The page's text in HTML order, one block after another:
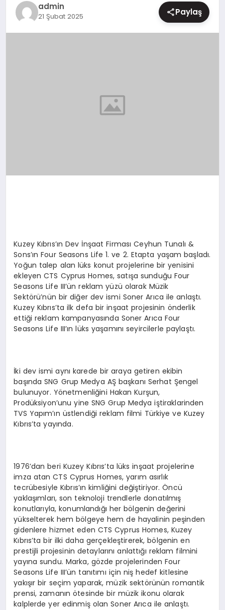
admin
21 Şubat 2025 Paylaş
Kuzey Kıbrıs’ın Dev İnşaat Firması Ceyhun Tunalı &
Sons’ın Four Seasons Life 1. ve 2. Etapta yaşam başladı.
Yoğun talep alan lüks konut projelerine bir yenisini
ekleyen CTS Cyprus Homes, satışa sunduğu Four
Seasons Life III’ün reklam yüzü olarak Müzik
Sektörü’nün bir diğer dev ismi Soner Arıca ile anlaştı.
Kuzey Kıbrıs’ta ilk defa bir inşaat projesinin önderlik
ettiği reklam kampanyasında Soner Arıca Four
Seasons Life III’ın lüks yaşamını seyircilerle paylaştı.
İki dev ismi aynı karede bir araya getiren ekibin
başında SNG Grup Medya AŞ başkanı Serhat Şengel
bulunuyor. Yönetmenliğini Hakan Kurşun,
Prodüksiyon’unu yine SNG Grup Medya iştiraklarinden
TVS Yapım’ın üstlendiği reklam filmi Türkiye ve Kuzey
Kıbrıs’ta yayında.
1976’dan beri Kuzey Kıbrıs’ta lüks inşaat projelerine
imza atan CTS Cyprus Homes, yarım asırlık
tecrübesiyle Kıbrıs’ın kimliğini değiştiriyor. Öncü
yaklaşımları, son teknoloji trendlerle donatılmış
konutlarıyla, konumlandığı her bölgenin değerini
yükselterek hem bölgeye hem de hayalinin peşinden
gidenlere hizmet eden CTS Cyprus Homes, Kuzey
Kıbrıs’ta bir ilki daha gerçekleştirerek, bölgenin en
prestijli projesinin detaylarını anlattığı reklam filmini
yayına sundu. Marka, gözde projelerinden Four
Seasons Life III’ün tanıtımı için niş hedef kitlesine
yakışır bir seçim yaparak, müzik sektörünün romantik
prensi, zamanın ötesinde bir müzik ikonu olarak
kalplerde yer edinmiş olan Soner Arıca ile anlaştı.